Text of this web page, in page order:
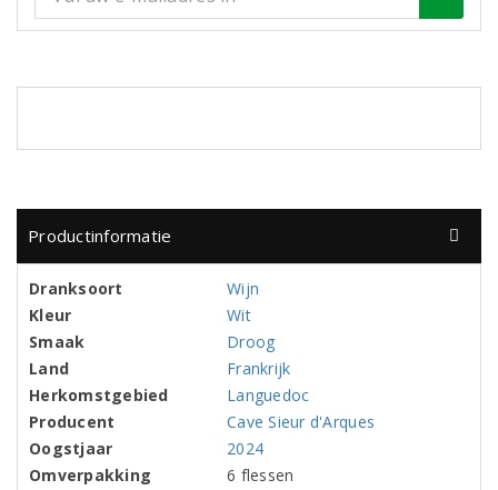
Productinformatie
Dranksoort
Wijn
Kleur
Wit
Smaak
Droog
Land
Frankrijk
Herkomstgebied
Languedoc
Producent
Cave Sieur d'Arques
Oogstjaar
2024
Omverpakking
6 flessen